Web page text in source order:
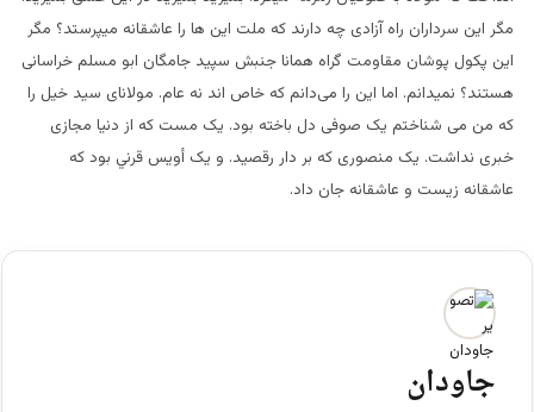
مگر این سرداران راه آزادی چه دارند که ملت این ها را عاشقانه میپرستد؟ مگر
این پکول پوشان مقاومت گراه همانا جنبش سپید جامگان ابو مسلم خراسانی
هستند؟ نمیدانم. اما این را میدانم که خاص اند نه عام. مولانای سید خیل را
که من می شناختم یک صوفی دل باخته بود. یک مست که از دنیا مجازی
خبری نداشت. یک منصوری که بر دار رقصید. و یک أويس قرني بود که
عاشقانه زیست و عاشقانه جان داد.
جاودان